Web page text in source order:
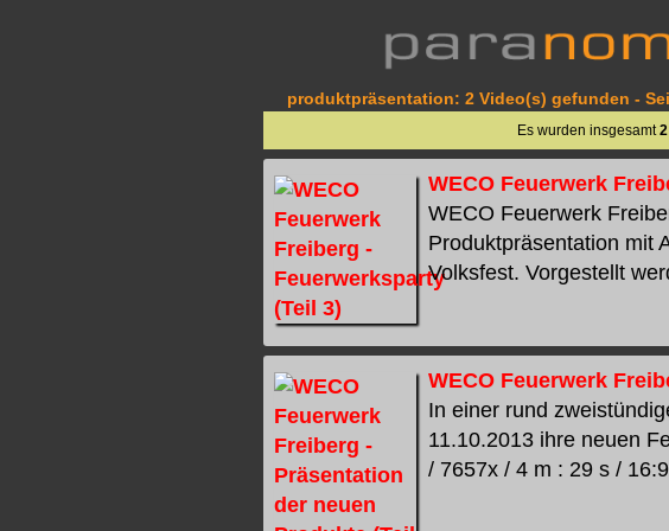
produktpräsentation: 2 Video(s) gefunden -
Es wurden insgesamt
WECO Feuerwerk
WECO Feuerwerk
Produktpräsentation mit
Volksfest. Vorgestellt
WECO Feuerwerk
In einer rund
11.10.2013 ihre neuen
/ 7657x / 4 m : 29 s / 16:9